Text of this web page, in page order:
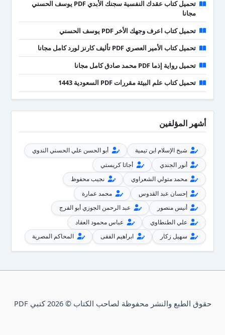
تحميل كتاب عقدك النفسية سجنك الأبدي PDF يوسف الحسني
مجانا
تحميل كتاب اعرف وجهك الأخر PDF يوسف الحسني
تحميل كتاب الأمير العصري PDF تأليف كارنز لورد كامل مجانا
تحميل رواية إذما PDF محمد صادق كامل مجانا
تحميل كتاب علم البيئة مقررات PDF السعودية 1443
أشهر المؤلفين
شيخ الإسلام ابن تيمية
أبو الحسن علي الحسني الندوي
أنور الجندي
أجاثا كريستي
محمد متولي الشعراوي
نجيب محفوظ
إحسان عبد القدوس
محمد عمارة
أنيس منصور
عبد الرحمن الجوزي أبو الفرج
علي الطنطاوي
عباس محمود العقاد
سهيل زكار
ابراهيم الفقى المحاكم المصرية
حقوق الطبع والنشر محفوظة لصاحب الكتاب © 2026 كتبي PDF